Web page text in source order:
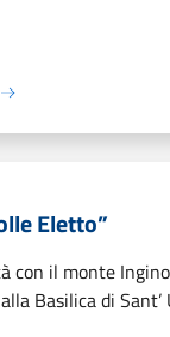
Eletto”
con il monte
Basilica di Sant’